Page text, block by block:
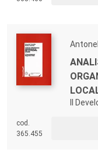
Il
cod.
365.455